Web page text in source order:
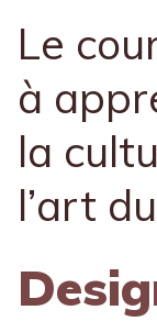
Le
à
la
l’art du